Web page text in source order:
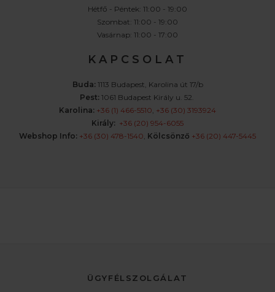
Hétfő - Péntek: 11:00 - 19:00
Szombat: 11:00 - 19:00
Vasárnap: 11:00 - 17:00
K A P C S O L A T
Buda: 1113 Budapest, Karolina út 17/b
Pest: 1061 Budapest Király u. 52.
Karolina: +36 (1) 466-5510 +36 (30) 3193924
Király: +36 (20) 954-6055
Webshop Info: +36 (30) 478-1540 Kölcsönző +36 (20) 447-5445
ÜGYFÉLSZOLGÁLAT